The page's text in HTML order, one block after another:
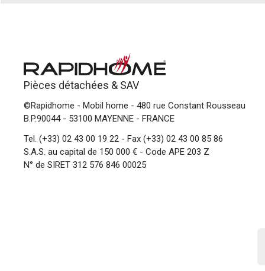
Pièces détachées & SAV
©Rapidhome - Mobil home - 480 rue Constant Rousseau
B.P.90044 - 53100 MAYENNE - FRANCE
Tel. (+33) 02 43 00 19 22 - Fax (+33) 02 43 00 85 86
S.A.S. au capital de 150 000 € - Code APE 203 Z
N° de SIRET 312 576 846 00025